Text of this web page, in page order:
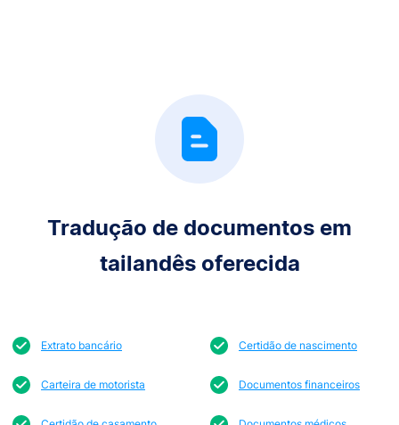
Tradução de documentos em
tailandês oferecida
Extrato bancário Certidão de nascimento
Carteira de motorista Documentos financeiros